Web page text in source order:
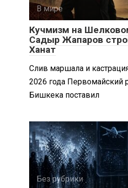
В мире
Кучмизм на
Садыр Жапаров
Ханат
Слив маршала и
2026 года Первомайский
Бишкека поставил
Без рубрики